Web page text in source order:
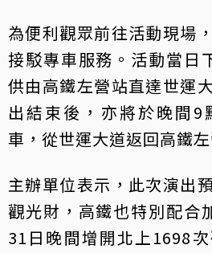
為便利觀眾前往活動現場
接駁專車服務。活動當日
供由高鐵左營站直達世運
出結束後，亦將於晚間9
車，從世運大道返回高鐵左
主辦單位表示，此次演出
觀光財，高鐵也特別配合
31日晚間增開北上1698